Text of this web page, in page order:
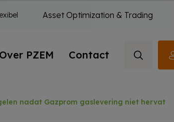
Asset Optimization & Trading
Over PZEM Contact
nadat Gazprom gaslevering niet hervat